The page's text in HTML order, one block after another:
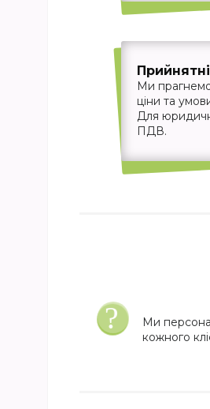
Ми
ціни та
Для
ПДВ.
Ми
кожного